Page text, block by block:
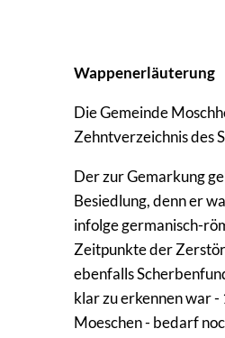
Wappenerläuterung
Die Gemeinde
Zehntverzeichnis des
Der zur Gemarkung
Besiedlung, denn er
infolge germanisch-
Zeitpunkte der
ebenfalls
klar zu erkennen war
Moeschen - bedarf